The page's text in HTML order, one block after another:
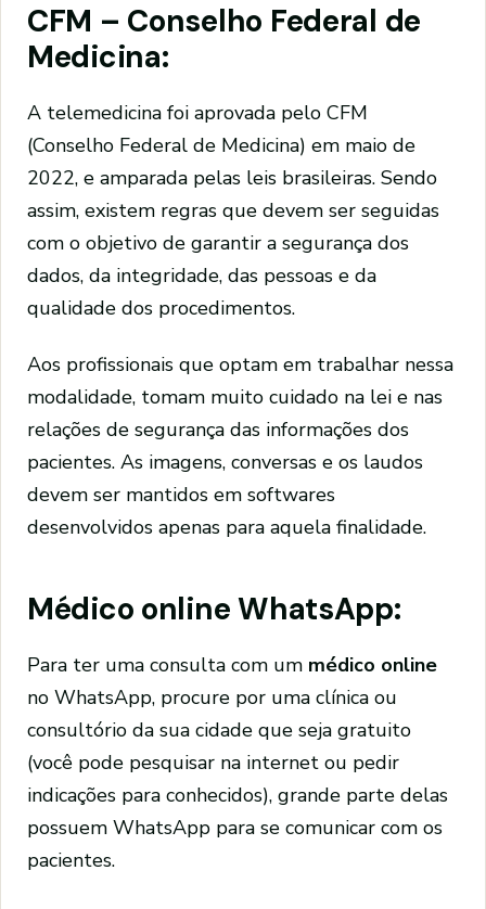
CFM – Conselho Federal de
Medicina:
A telemedicina foi aprovada pelo CFM
(Conselho Federal de Medicina) em maio de
2022, e amparada pelas leis brasileiras. Sendo
assim, existem regras que devem ser seguidas
com o objetivo de garantir a segurança dos
dados, da integridade, das pessoas e da
qualidade dos procedimentos.
Aos profissionais que optam em trabalhar nessa
modalidade, tomam muito cuidado na lei e nas
relações de segurança das informações dos
pacientes. As imagens, conversas e os laudos
devem ser mantidos em softwares
desenvolvidos apenas para aquela finalidade.
Médico online WhatsApp:
Para ter uma consulta com um médico online
no WhatsApp, procure por uma clínica ou
consultório da sua cidade que seja gratuito
(você pode pesquisar na internet ou pedir
indicações para conhecidos), grande parte delas
possuem WhatsApp para se comunicar com os
pacientes.